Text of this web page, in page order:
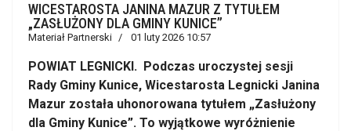
WICESTAROSTA JANINA MAZUR Z TYTUŁEM
„ZASŁUŻONY DLA GMINY KUNICE”
Materiał Partnerski 01 luty 2026 10:57
POWIAT LEGNICKI. Podczas uroczystej sesji
Rady Gminy Kunice, Wicestarosta Legnicki Janina
Mazur została uhonorowana tytułem „Zasłużony
dla Gminy Kunice”. To wyjątkowe wyróżnienie